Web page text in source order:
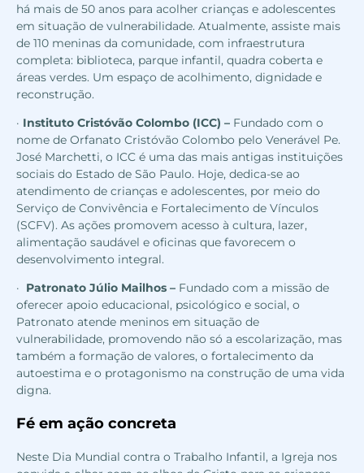
há mais de 50 anos para acolher crianças e adolescentes
em situação de vulnerabilidade. Atualmente, assiste mais
de 110 meninas da comunidade, com infraestrutura
completa: biblioteca, parque infantil, quadra coberta e
áreas verdes. Um espaço de acolhimento, dignidade e
reconstrução.
· Instituto Cristóvão Colombo (ICC) – Fundado com o
nome de Orfanato Cristóvão Colombo pelo Venerável Pe.
José Marchetti, o ICC é uma das mais antigas instituições
sociais do Estado de São Paulo. Hoje, dedica-se ao
atendimento de crianças e adolescentes, por meio do
Serviço de Convivência e Fortalecimento de Vínculos
(SCFV). As ações promovem acesso à cultura, lazer,
alimentação saudável e oficinas que favorecem o
desenvolvimento integral.
· Patronato Júlio Mailhos – Fundado com a missão de
oferecer apoio educacional, psicológico e social, o
Patronato atende meninos em situação de
vulnerabilidade, promovendo não só a escolarização, mas
também a formação de valores, o fortalecimento da
autoestima e o protagonismo na construção de uma vida
digna.
Fé em ação concreta
Neste Dia Mundial contra o Trabalho Infantil, a Igreja nos